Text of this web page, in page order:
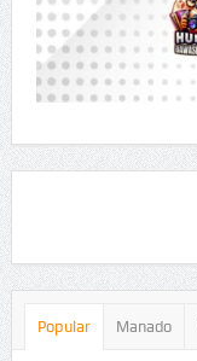
Popular Manado